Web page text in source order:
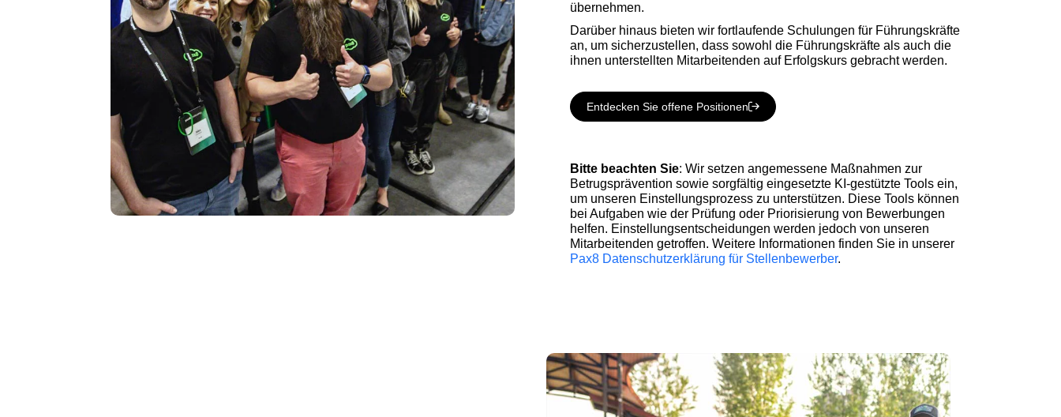
übernehmen.
Darüber hinaus bieten wir fortlaufende Schulungen für Führungskräfte
an, um sicherzustellen, dass sowohl die Führungskräfte als auch die
ihnen unterstellten Mitarbeitenden auf Erfolgskurs gebracht werden.
Entdecken Sie offene Positionen
Bitte beachten Sie: Wir setzen angemessene Maßnahmen zur
Betrugsprävention sowie sorgfältig eingesetzte KI-gestützte Tools ein,
um unseren Einstellungsprozess zu unterstützen. Diese Tools können
bei Aufgaben wie der Prüfung oder Priorisierung von Bewerbungen
helfen. Einstellungsentscheidungen werden jedoch von unseren
Mitarbeitenden getroffen. Weitere Informationen finden Sie in unserer
Pax8 Datenschutzerklärung für Stellenbewerber.